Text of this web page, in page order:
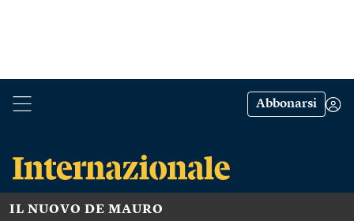
Abbonarsi
IL NUOVO DE MAURO